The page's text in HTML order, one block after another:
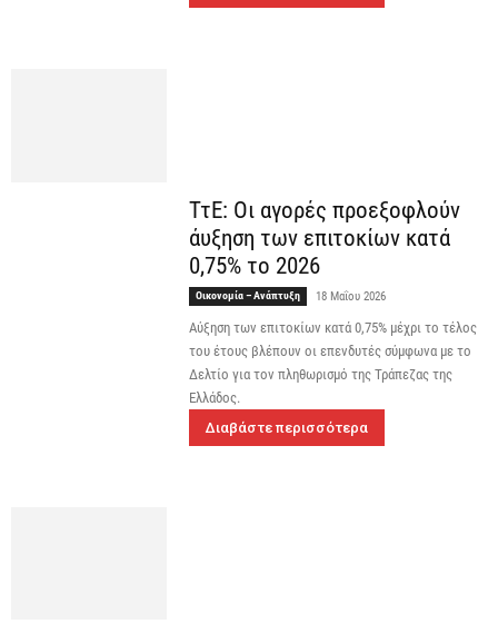
ΤτΕ: Οι αγορές προεξοφλούν
άυξηση των επιτοκίων κατά
0,75% το 2026
Οικονομία – Ανάπτυξη 18 Μαΐου 2026
Αύξηση των επιτοκίων κατά 0,75% μέχρι το τέλος
του έτους βλέπουν οι επενδυτές σύμφωνα με το
Δελτίο για τον πληθωρισμό της Τράπεζας της
Ελλάδος.
Διαβάστε περισσότερα